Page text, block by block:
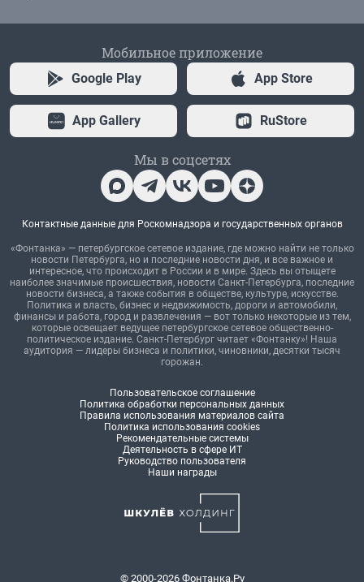
Мобильное приложение
Google Play App Store
App Gallery RuStore
Мы в соцсетях
Контактные данные для Роскомнадзора и государственных органов
«Фонтанка» — петербургское сетевое издание, где можно найти не только
новости Петербурга, но и последние новости дня, и все важное и
интересное, что происходит в России и в мире. Здесь вы отыщете
наиболее значимые происшествия, новости Санкт-Петербурга, последние
новости бизнеса, а также события в обществе, культуре, искусстве.
Политика и власть, бизнес и недвижимость, дороги и автомобили,
финансы и работа, город и развлечения — вот только некоторые из тем,
которые освещает ведущее петербургское сетевое общественно-
политическое издание. Санкт-Петербург читает «Фонтанку»! Наша
аудитория — лидеры бизнеса и политики, чиновники, десятки тысяч
горожан.
Пользовательское соглашение
Политика обработки персональных данных
Правила использования материалов сайта
Политика использования cookies
Рекомендательные системы
Деятельность в сфере ИТ
Руководство пользователя
Наши награды
© 2000-2026 Фонтанка.Ру